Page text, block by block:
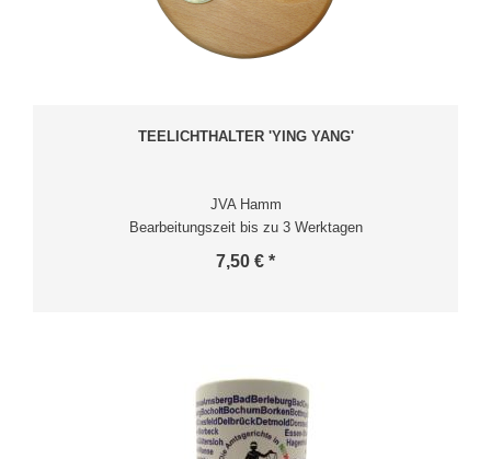
TEELICHTHALTER 'YING YANG'
JVA Hamm
Bearbeitungszeit bis zu 3 Werktagen
7,50 € *